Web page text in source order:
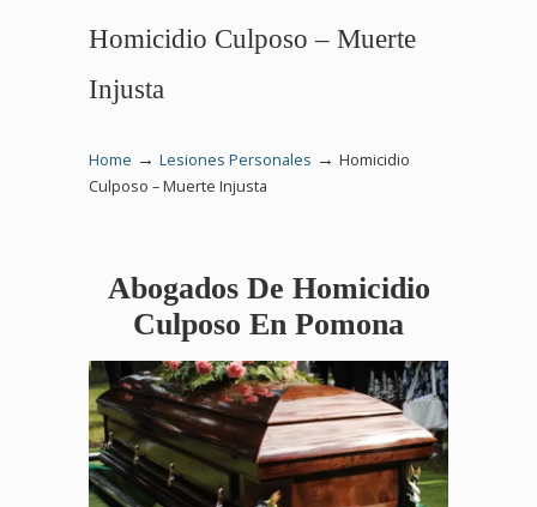
Homicidio Culposo – Muerte
Injusta
Home → Lesiones Personales → Homicidio
Culposo – Muerte Injusta
Abogados De Homicidio
Culposo En Pomona